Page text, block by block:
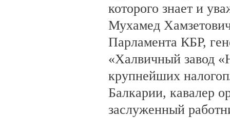
которого знает и
Мухамед
Парламента КБР,
«Халвичный завод
крупнейших
Балкарии, кавалер
заслуженный